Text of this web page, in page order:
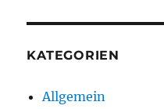
KATEGORIEN
Allgemein